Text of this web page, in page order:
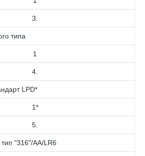
3.
типа
1
4.
LPD*
1*
5.
"316"/AA/LR6